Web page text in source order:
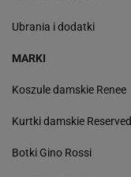
Ubrania i dodatki
MARKI
Koszule damskie Renee
Kurtki damskie Reserved
Botki Gino Rossi